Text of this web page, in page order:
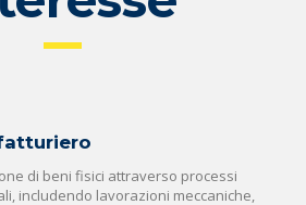
di beni fisici attraverso processi
includendo lavorazioni meccaniche,